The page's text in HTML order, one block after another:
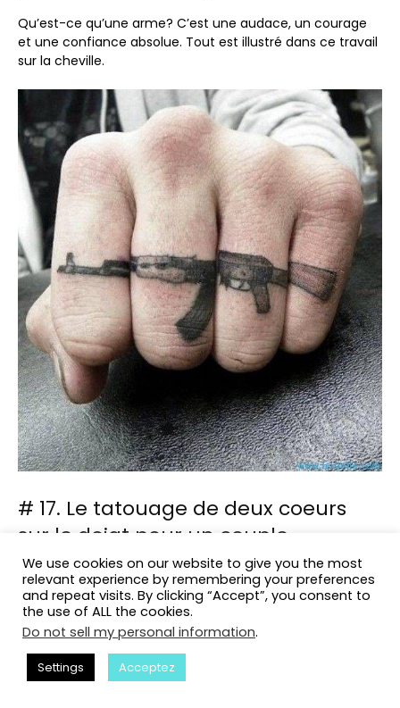
Qu’est-ce qu’une arme? C’est une audace, un courage
et une confiance absolue. Tout est illustré dans ce travail
sur la cheville.
# 17. Le tatouage de deux coeurs
sur le doigt pour un couple
Les mêmes tatouages ​​de coeurs sur les annulaires sont
faits par les personnes aimées. C’est vraiment mignon,
non?
We use cookies on our website to give you the most
relevant experience by remembering your preferences
and repeat visits. By clicking “Accept”, you consent to
the use of ALL the cookies.
Do not sell my personal information.
Settings Acceptez